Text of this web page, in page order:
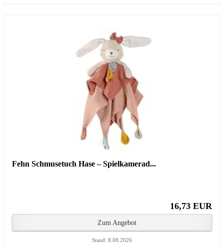
Fehn Schmusetuch Hase – Spielkamerad...
16,73 EUR
Zum Angebot
Stand: 8.08.2026